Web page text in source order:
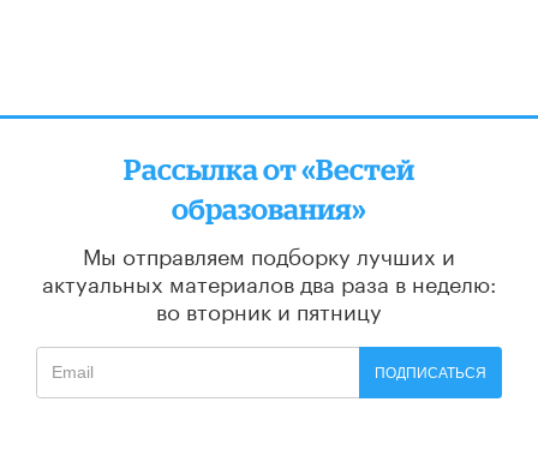
Рассылка от «Вестей
образования»
Мы отправляем подборку лучших и
актуальных материалов два раза в неделю:
во вторник и пятницу
ПОДПИСАТЬСЯ